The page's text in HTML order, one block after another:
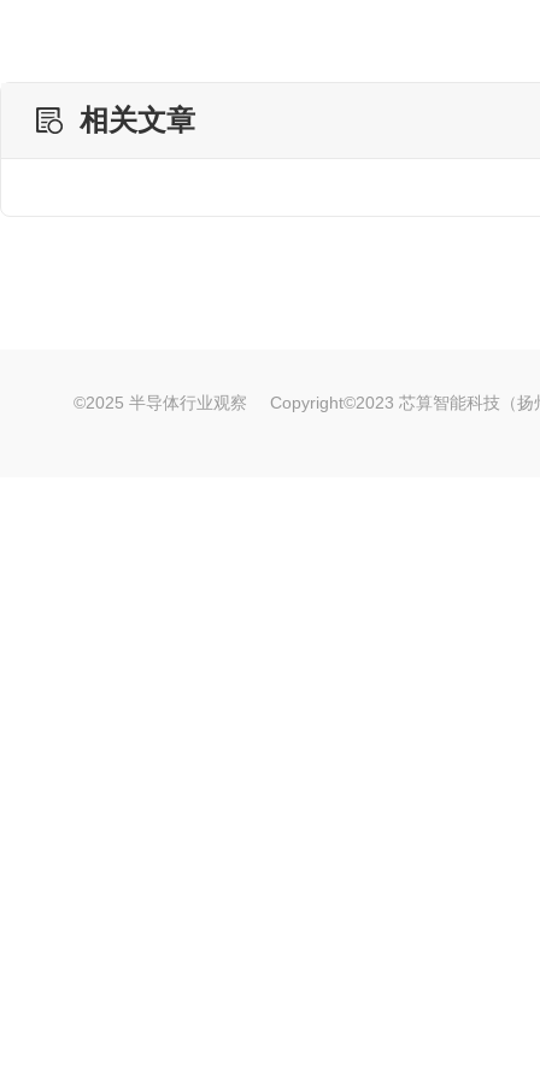
相关文章
©2025 半导体行业观察 Copyright©2023 芯算智能科技（